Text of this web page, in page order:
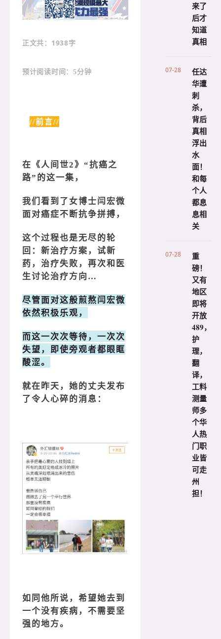
正文共 ：1938字
预计阅读时间：5分钟
//前言//
在《人间世2》“抗癌之
路”的这一集，
我们看到了女博士闫宏微
面对癌症不断抗争拼搏，
这个过程也是无尽的轮
回：新治疗方案，试新
药，治疗失败，再次和医
生讨论治疗方向…
尽管面对这般煎熬闫宏微
依然积极乐观，
而这一次次等待，一次次
失望，即使旁观者都眼眶
酸涩。
就在昨天，她的丈夫发布
了令人心碎的消息：
如同他所说，希望她去到
一个没有疾病，不需要坚
强的地方。
来了
后才
知道
真相
07-28
任达
华遭
刺
杀，
背后
真相
浮出
水
面！
和每
个人
都息
息相
关
07-28
重
磅！
又有
地区
即将
开放
489，
护
理，
翻
译，
工料
测量
师多
个华
人热
门职
业皆
可走
州
担！